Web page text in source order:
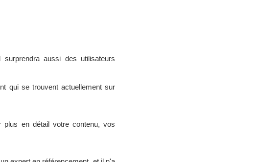
aussi des utilisateurs
qui se trouvent actuellement sur
en détail votre contenu, vos